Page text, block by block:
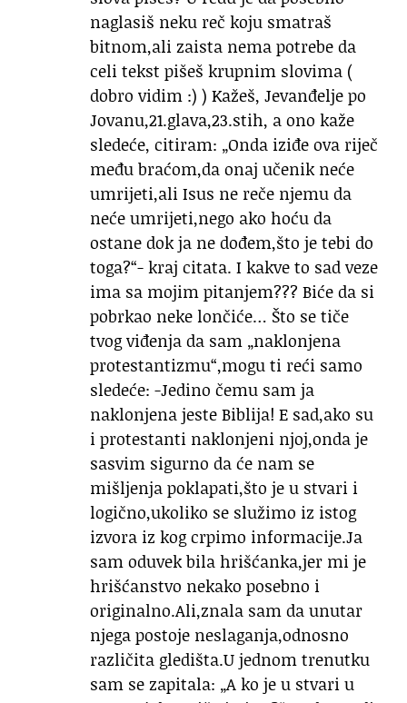
naglasiš neku reč koju smatraš
bitnom,ali zaista nema potrebe da
celi tekst pišeš krupnim slovima (
dobro vidim :) ) Kažeš, Jevanđelje po
Jovanu,21.glava,23.stih, a ono kaže
sledeće, citiram: „Onda iziđe ova riječ
među braćom,da onaj učenik neće
umrijeti,ali Isus ne reče njemu da
neće umrijeti,nego ako hoću da
ostane dok ja ne dođem,što je tebi do
toga?“- kraj citata. I kakve to sad veze
ima sa mojim pitanjem??? Biće da si
pobrkao neke lončiće… Što se tiče
tvog viđenja da sam „naklonjena
protestantizmu“,mogu ti reći samo
sledeće: -Jedino čemu sam ja
naklonjena jeste Biblija! E sad,ako su
i protestanti naklonjeni njoj,onda je
sasvim sigurno da će nam se
mišljenja poklapati,što je u stvari i
logično,ukoliko se služimo iz istog
izvora iz kog crpimo informacije.Ja
sam oduvek bila hrišćanka,jer mi je
hrišćanstvo nekako posebno i
originalno.Ali,znala sam da unutar
njega postoje neslaganja,odnosno
različita gledišta.U jednom trenutku
sam se zapitala: „A ko je u stvari u